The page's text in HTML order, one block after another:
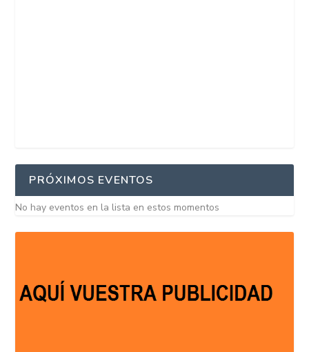
PRÓXIMOS EVENTOS
No hay eventos en la lista en estos momentos